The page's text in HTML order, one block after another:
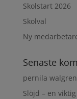
Skolstart 2026
Skolval
Ny
Senaste
pernila walgren
Slöjd – en